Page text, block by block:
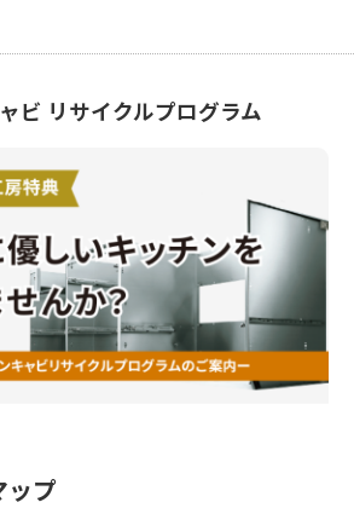
ビ リサイクルプログラム
ップ